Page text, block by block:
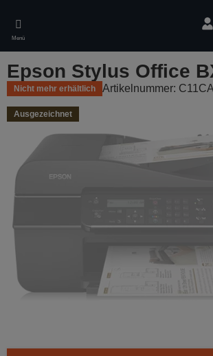
main
content
Menü
Epson Stylus Office
Nicht mehr erhältlich Artikelnummer:
Ausgezeichnet